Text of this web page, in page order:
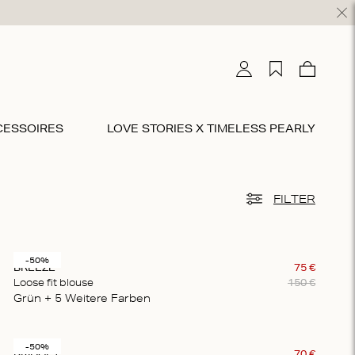
Multipacks
CO-ORD SETS
LOVE STORIES X TIMELESS PEARLY
Mein KontoWunschliste
0
FILTER
-50%
BREEZE
Loose fit blouse
75€
150€
Grün + 5 Weitere Farben
-50%